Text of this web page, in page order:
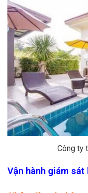
Công ty
Vận hành giám sát